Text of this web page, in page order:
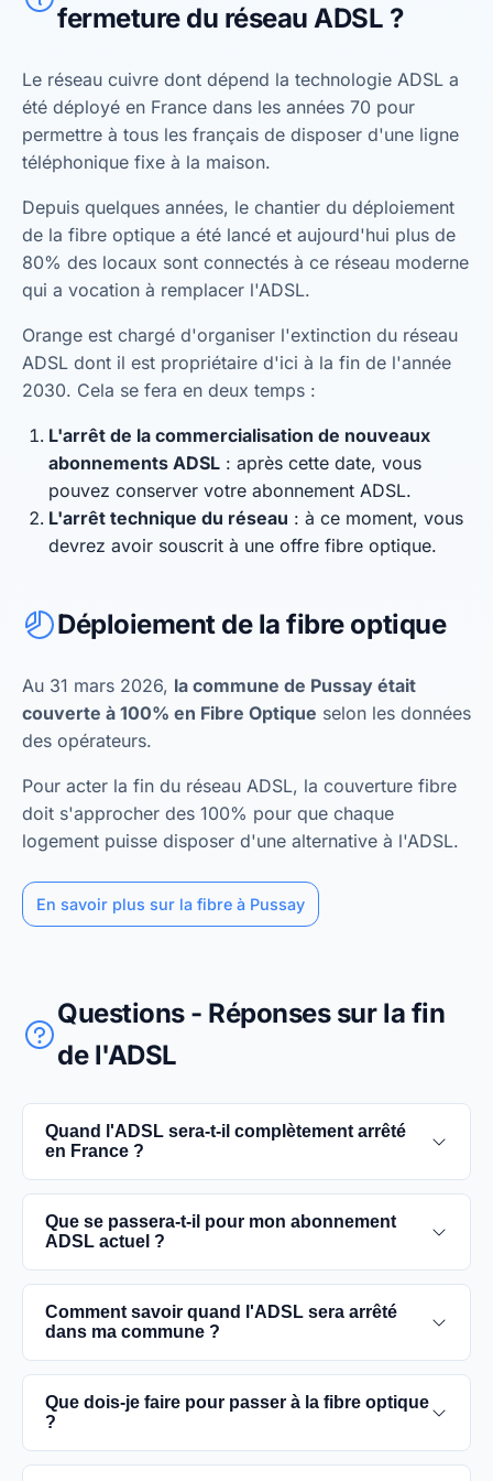
fermeture du réseau ADSL ?
Le réseau cuivre dont dépend la technologie ADSL a
été déployé en France dans les années 70 pour
permettre à tous les français de disposer d'une ligne
téléphonique fixe à la maison.
Depuis quelques années, le chantier du déploiement
de la fibre optique a été lancé et aujourd'hui plus de
80% des locaux sont connectés à ce réseau moderne
qui a vocation à remplacer l'ADSL.
Orange est chargé d'organiser l'extinction du réseau
ADSL dont il est propriétaire d'ici à la fin de l'année
2030. Cela se fera en deux temps :
L'arrêt de la commercialisation de nouveaux
abonnements ADSL : après cette date, vous
pouvez conserver votre abonnement ADSL.
L'arrêt technique du réseau : à ce moment, vous
devrez avoir souscrit à une offre fibre optique.
Déploiement de la fibre optique
Au 31 mars 2026, la commune de Pussay était
couverte à 100% en Fibre Optique selon les données
des opérateurs.
Pour acter la fin du réseau ADSL, la couverture fibre
doit s'approcher des 100% pour que chaque
logement puisse disposer d'une alternative à l'ADSL.
En savoir plus sur la fibre à Pussay
Questions - Réponses sur la fin
de l'ADSL
Quand l'ADSL sera-t-il complètement arrêté
en France ?
L'extinction complète du réseau ADSL est prévue
pour 2030. D'ici là, les utilisateurs sont
optique, plus rapides et fiables.
Que se passera-t-il pour mon abonnement
ADSL actuel ?
Vous pouvez continuer à utiliser votre
abonnement ADSL jusqu'à la date de fermeture du
conseillé de passer à la fibre optique dès que
possible pour une meilleure qualité de service.
Comment savoir quand l'ADSL sera arrêté
dans ma commune ?
Les dates précises de fermeture de l'ADSL varient
selon les communes. Vous pouvez trouver ces
commune spécifique.
Que dois-je faire pour passer à la fibre optique
?